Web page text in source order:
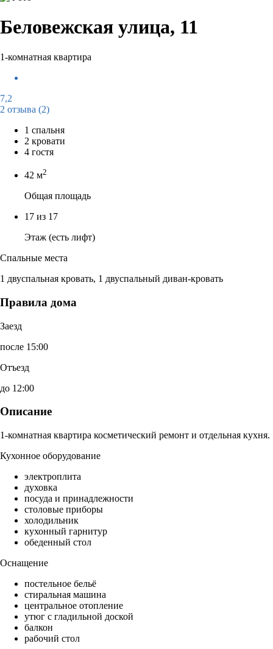
Беловежская улица, 11
1-комнатная квартира
7,2
2 отзыва (2)
1 спальня
2 кровати
4 гостя
42 м2
Общая площадь
17 из 17
Этаж (есть лифт)
Спальные места
1 двуспальная кровать, 1 двуспальный диван-кровать
Правила дома
Заезд
после 15:00
Отъезд
до 12:00
Описание
1-комнатная квартира косметический ремонт и отдельная кухня.
Кухонное оборудование
электроплита
духовка
посуда и принадлежности
столовые приборы
холодильник
кухонный гарнитур
обеденный стол
Оснащение
постельное бельё
стиральная машина
центральное отопление
утюг с гладильной доской
балкон
рабочий стол